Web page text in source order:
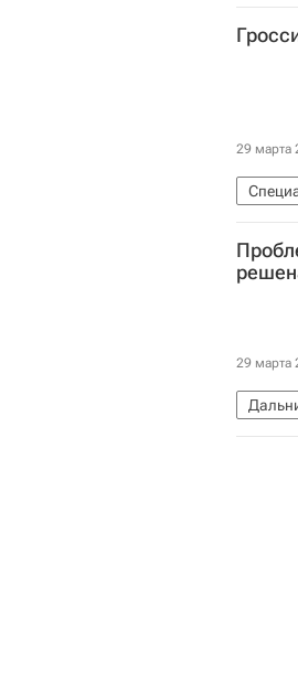
29 марта
29 марта